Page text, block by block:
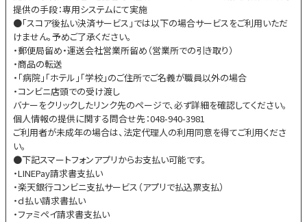
提供の手段：専用システムにて実施
●「スコア後払い決済サービス」では以下の場合サービスをご利用いただ
けません。予めご了承ください。
・郵便局留め・運送会社営業所留め（営業所での引き取り）
・商品の転送
・「病院」「ホテル」「学校」のご住所でご名義が職員以外の場合
・コンビニ店頭での受け渡し
バナーをクリックしたリンク先のページで、必ず詳細を確認してください。
個人情報の提供に関する問合せ先：048-940-3981
ご利用者が未成年の場合は、法定代理人の利用同意を得てご利用くださ
い。
●下記スマートフォンアプリからお支払い可能です。
・LINEPay請求書支払い
・楽天銀行コンビニ支払サービス（アプリで払込票支払）
・ｄ払い請求書払い
・ファミペイ請求書支払い